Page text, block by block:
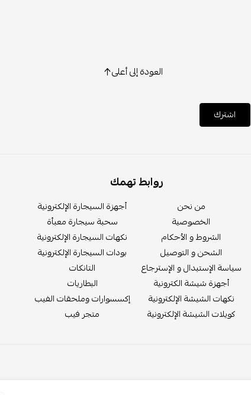
العودة إلى أعلى
اشترك
روابط تهمك
من نحن
الخصوصية
الشروط و الأحكام
الشحن و التوصيل
سياسة الإستبدال و الإسترجاع
أجهزة شيشة الكترونية
نكهات الشيشة الإلكترونية
كويلات الشيشة الإلكترونية
أجهزة السيجارة الإلكترونية
سحبة سيجارة معبأة
نكهات السيجارة الإلكترونية
بودات السيجارة الإلكترونية
التانكات
البطاريات
إكسسوارات وملحقات الفيب
متجر فيب